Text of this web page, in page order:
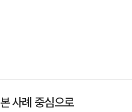
사례 중심으로